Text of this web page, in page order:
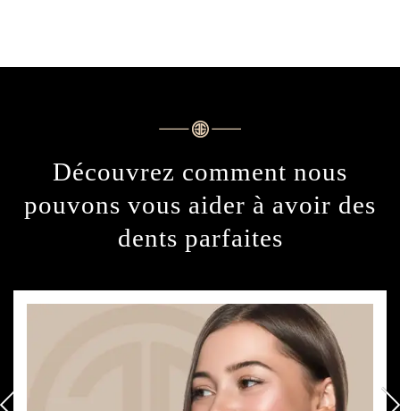
Découvrez comment nous
pouvons vous aider à avoir des
dents parfaites